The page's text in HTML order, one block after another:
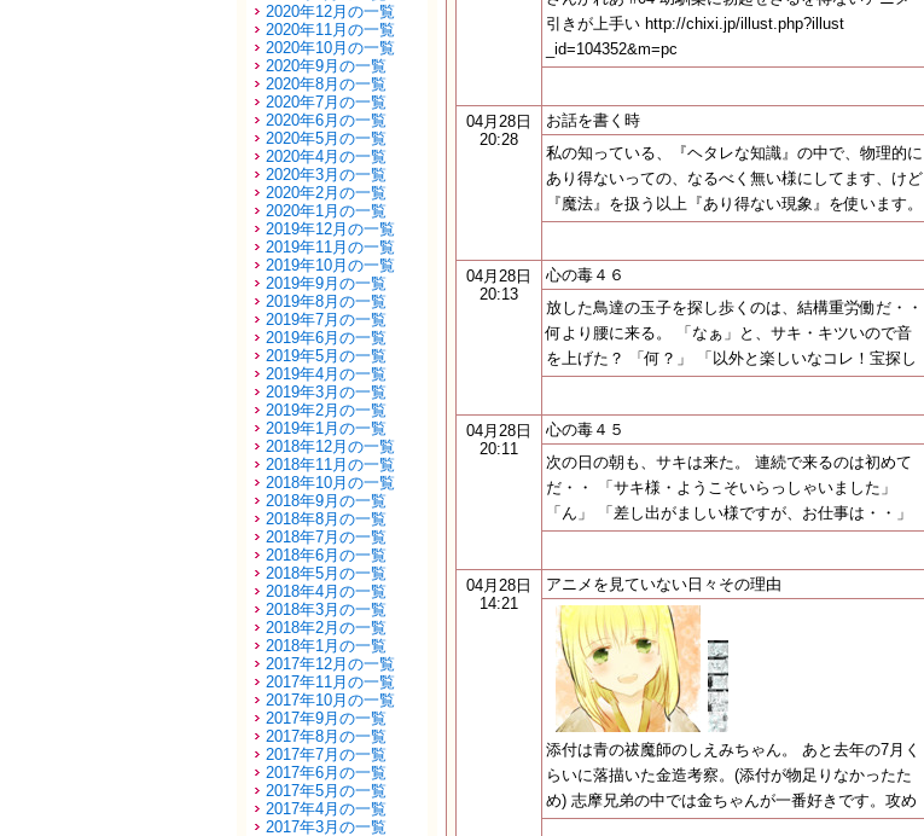
2020年12月の一覧
2020年11月の一覧
2020年10月の一覧
2020年9月の一覧
2020年8月の一覧
2020年7月の一覧
2020年6月の一覧
2020年5月の一覧
2020年4月の一覧
2020年3月の一覧
2020年2月の一覧
2020年1月の一覧
2019年12月の一覧
2019年11月の一覧
2019年10月の一覧
2019年9月の一覧
2019年8月の一覧
2019年7月の一覧
2019年6月の一覧
2019年5月の一覧
2019年4月の一覧
2019年3月の一覧
2019年2月の一覧
2019年1月の一覧
2018年12月の一覧
2018年11月の一覧
2018年10月の一覧
2018年9月の一覧
2018年8月の一覧
2018年7月の一覧
2018年6月の一覧
2018年5月の一覧
2018年4月の一覧
2018年3月の一覧
2018年2月の一覧
2018年1月の一覧
2017年12月の一覧
2017年11月の一覧
2017年10月の一覧
2017年9月の一覧
2017年8月の一覧
2017年7月の一覧
2017年6月の一覧
2017年5月の一覧
2017年4月の一覧
2017年3月の一覧
引きが上手い http://chixi.jp/illust.php?illust
_id=104352&m=pc
04月28日
20:28
お話を書く時
私の知っている、『ヘタレな知識』の中で、物理的に
あり得ないっての、なるべく無い様にしてます、けど
『魔法』を扱う以上『あり得ない現象』を使います。
04月28日
20:13
心の毒４６
放した鳥達の玉子を探し歩くのは、結構重労働だ・・
何より腰に来る。 「なぁ」と、サキ・キツいので音
を上げた？ 「何？」 「以外と楽しいなコレ！宝探し
04月28日
20:11
心の毒４５
次の日の朝も、サキは来た。 連続で来るのは初めて
だ・・ 「サキ様・ようこそいらっしゃいました」
「ん」 「差し出がましい様ですが、お仕事は・・」
04月28日
14:21
アニメを見ていない日々その理由
添付は青の祓魔師のしえみちゃん。 あと去年の7月く
らいに落描いた金造考察。(添付が物足りなかったた
め) 志摩兄弟の中では金ちゃんが一番好きです。攻め